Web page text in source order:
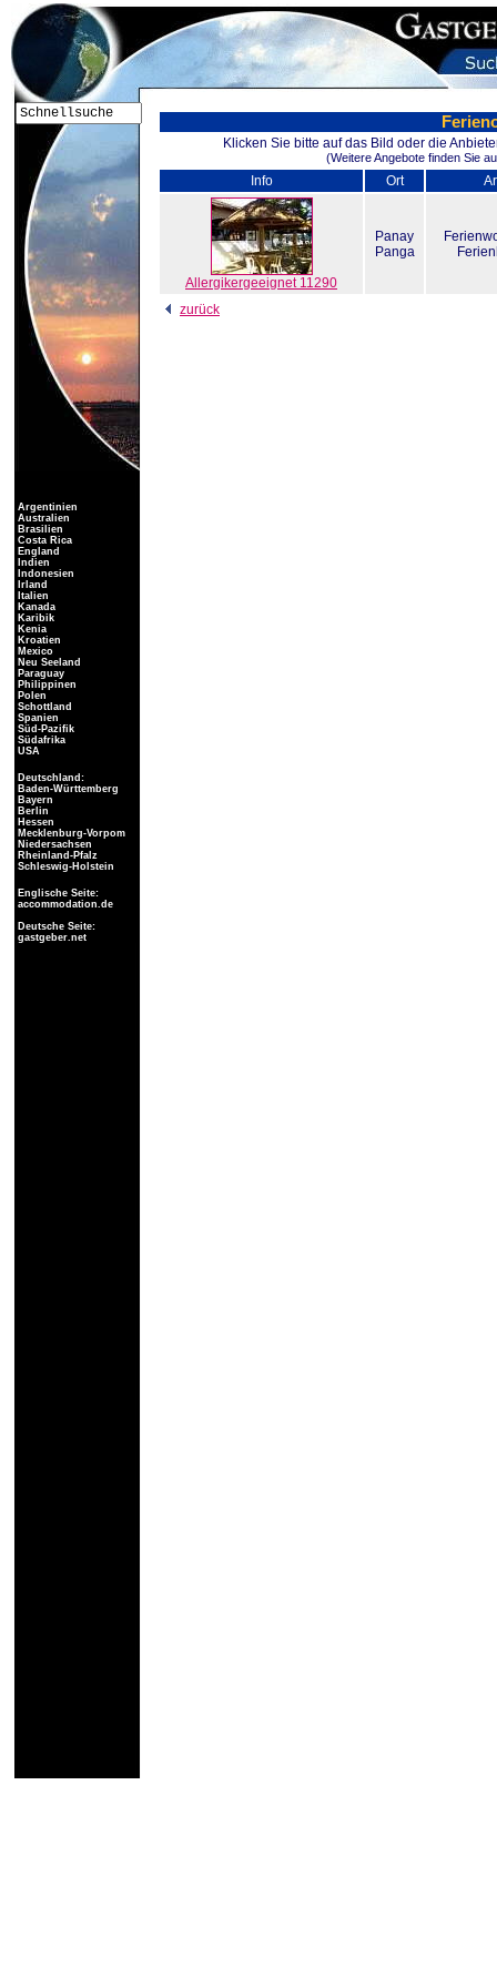
Klicken Sie bitte auf das Bild oder die
(Weitere Angebote finden Sie
Info Ort
Allergikergeeignet 11290
Panay
Panga
zurück
Argentinien
Australien
Brasilien
Costa Rica
England
Indien
Indonesien
Irland
Italien
Kanada
Karibik
Kenia
Kroatien
Mexico
Neu Seeland
Paraguay
Philippinen
Polen
Schottland
Spanien
Süd-Pazifik
Südafrika
USA
Deutschland:
Baden-Württemberg
Bayern
Berlin
Hessen
Mecklenburg-Vorpom
Niedersachsen
Rheinland-Pfalz
Schleswig-Holstein
Englische Seite:
accommodation.de
Deutsche Seite:
gastgeber.net